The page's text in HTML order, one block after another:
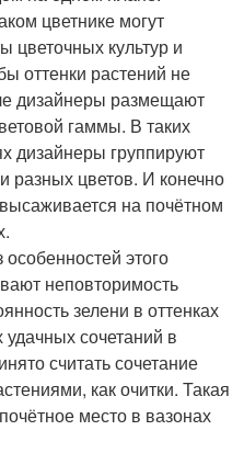
цветнике могут
цветочных культур и
оттенки растений не
дизайнеры размещают
гаммы. В таких
дизайнеры группируют
разных цветов. И конечно
на почётном
этого
неповторимость
зелени в оттенках
сочетаний в
считать сочетание
как очитки. Такая
место в вазонах